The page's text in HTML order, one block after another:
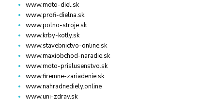
www.moto-diel.sk
www.profi-dielna.sk
www.polno-stroje.sk
www.krby-kotly.sk
www.stavebnictvo-online.sk
www.maxiobchod-naradie.sk
www.moto-prislusenstvo.sk
www.firemne-zariadenie.sk
www.nahradnediely.online
www.uni-zdrav.sk